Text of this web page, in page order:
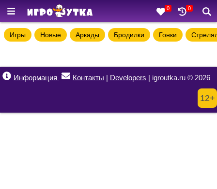
0 0
Игры Новые Аркады Бродилки Гонки
Информация Контакты | Developers | igroutka.ru © 2026
12+